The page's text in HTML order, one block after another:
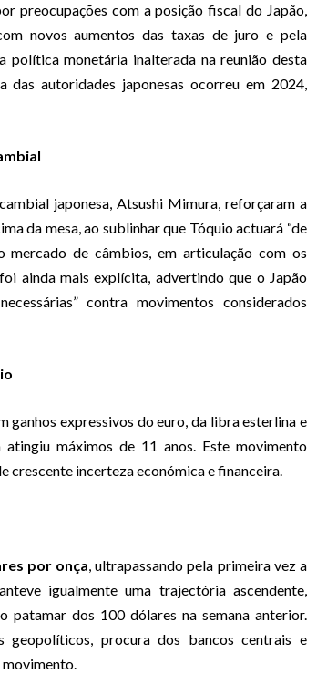
preocupações com a posição fiscal do Japão,
novos aumentos das taxas de juro e pela
política monetária inalterada na reunião desta
das autoridades japonesas ocorreu em 2024,
japonesa, Atsushi Mimura, reforçaram a
da mesa, ao sublinhar que Tóquio actuará “de
mercado de câmbios, em articulação com os
ainda mais explícita, advertindo que o Japão
contra movimentos considerados
ganhos expressivos do euro, da libra esterlina e
máximos de 11 anos. Este movimento
crescente incerteza económica e financeira.
por onça, ultrapassando pela primeira vez a
igualmente uma trajectória ascendente,
patamar dos 100 dólares na semana anterior.
geopolíticos, procura dos bancos centrais e